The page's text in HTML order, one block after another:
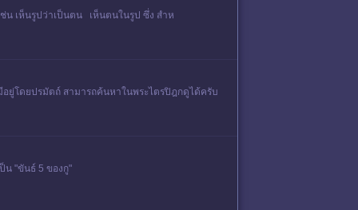
น เห็นรูปว่าเป็นตน เห็นตนในรูป ซึ่ง สำห
ยู่โดยปรมัตถ์ สามารถค้นหาในพระไตรปิฎกดูได้ครับ
น "ขันธ์ 5 ของกู"